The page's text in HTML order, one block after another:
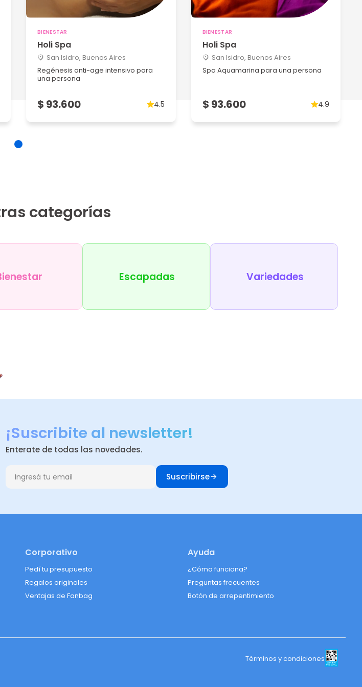
BIENESTAR
Holi Spa
San Isidro, Buenos Aires
Regénesis anti-age intensivo para
una persona
$ 93.600 4.5
BIENESTAR
Holi Spa
San Isidro, Buenos Aires
Spa Aquamarina para una persona
$ 93.600 4.9
categorías
Escapadas Variedades
¡Suscribite al newsletter!
Enterate de todas las novedades.
Suscribirse
Corporativo
Pedí tu presupuesto
Regalos originales
Ventajas de Fanbag
Ayuda
¿Cómo funciona?
Preguntas frecuentes
Botón de arrepentimiento
Términos y condiciones